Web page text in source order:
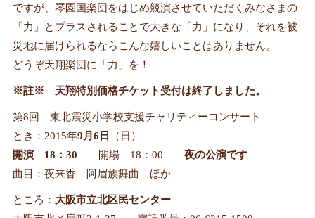
ですが、琴園国楽団をはじめ競演させていただくみなさまの
「力」とプラスされることで大きな「力」になり、それを被
災地に届けられるならこんな嬉しいことはありません。
どうぞ天翔楽団に「力」を！
※註※ 天翔特別価格チケット受付は終了しました。
第8回 東北震災小学校支援チャリティーコンサート
とき：2015年9月6日
（日）
開演 18：30 開場 18：00 夜の公演です
曲目：夜来香 阿眉族舞曲 ほか
ところ： 大阪市立北区民センター